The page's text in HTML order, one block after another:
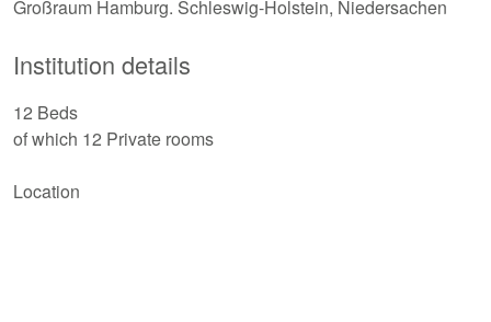
Großraum Hamburg. Schleswig-Holstein, Niedersachen
Institution details
12 Beds
of which 12 Private rooms
Location